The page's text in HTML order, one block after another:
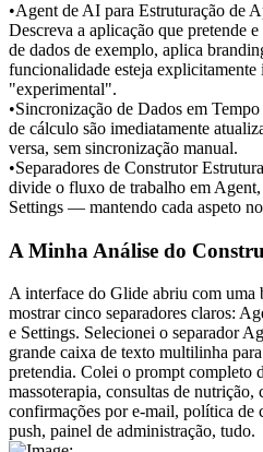
•Agent de AI para Estruturação de
Descreva a aplicação que pretende
de dados de exemplo, aplica
funcionalidade esteja
"experimental".
•Sincronização de Dados em Tempo
de cálculo são imediatamente
versa, sem sincronização manual.
•Separadores de Construtor
divide o fluxo de trabalho em
Settings — mantendo cada aspeto
A Minha Análise do
A interface do Glide abriu com uma
mostrar cinco separadores claros:
e Settings. Selecionei o separador
grande caixa de texto multilinha
pretendia. Colei o prompt completo
massoterapia, consultas de nutrição,
confirmações por e-mail, política de
push, painel de administração, tudo.